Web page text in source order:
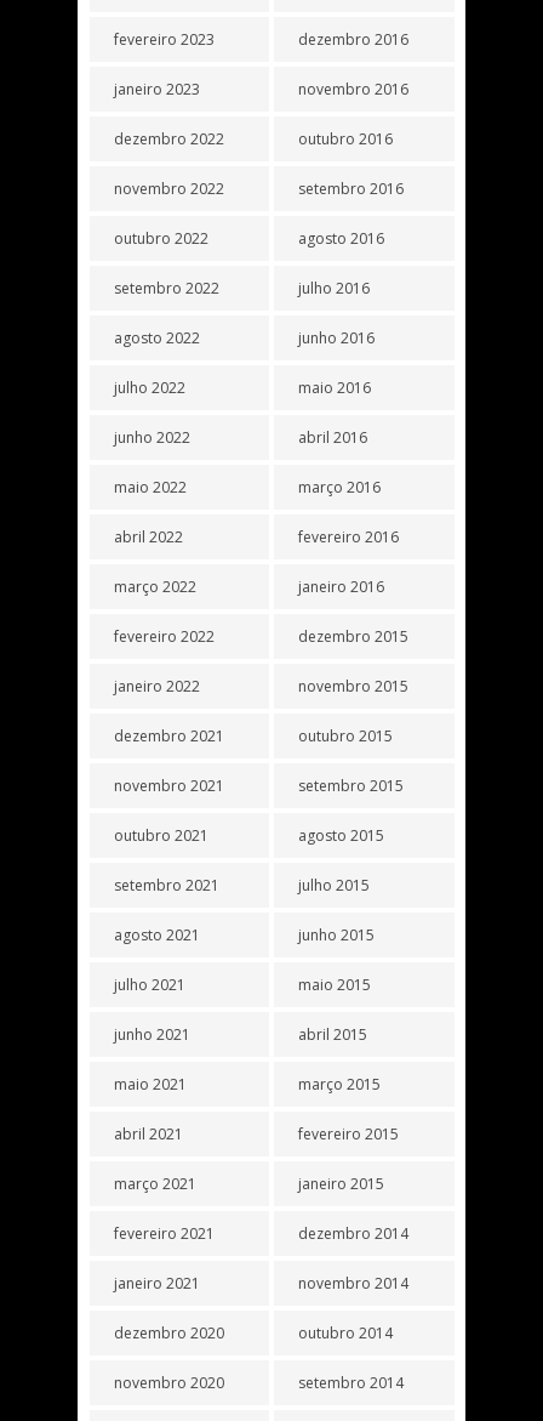
fevereiro 2023
janeiro 2023
dezembro 2022
novembro 2022
outubro 2022
setembro 2022
agosto 2022
julho 2022
junho 2022
maio 2022
abril 2022
março 2022
fevereiro 2022
janeiro 2022
dezembro 2021
novembro 2021
outubro 2021
setembro 2021
agosto 2021
julho 2021
junho 2021
maio 2021
abril 2021
março 2021
fevereiro 2021
janeiro 2021
dezembro 2020
novembro 2020
dezembro 2016
novembro 2016
outubro 2016
setembro 2016
agosto 2016
julho 2016
junho 2016
maio 2016
abril 2016
março 2016
fevereiro 2016
janeiro 2016
dezembro 2015
novembro 2015
outubro 2015
setembro 2015
agosto 2015
julho 2015
junho 2015
maio 2015
abril 2015
março 2015
fevereiro 2015
janeiro 2015
dezembro 2014
novembro 2014
outubro 2014
setembro 2014